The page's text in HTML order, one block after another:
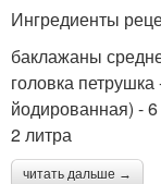
Ингредиенты
баклажаны
головка
йодированная) -
2 литра
читать дальше →